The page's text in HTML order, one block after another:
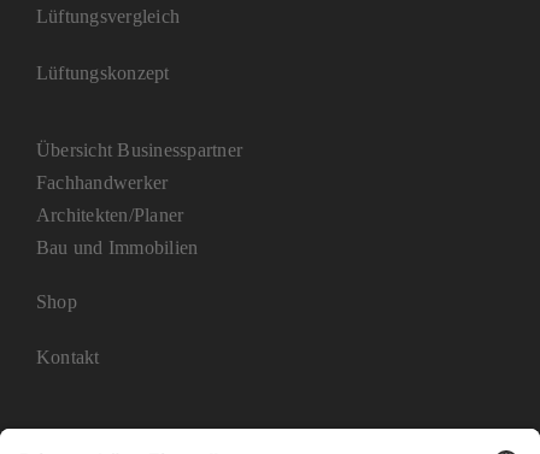
Lüftungsvergleich
Lüftungskonzept
Übersicht Businesspartner
Fachhandwerker
Architekten/Planer
Bau und Immobilien
Shop
Kontakt